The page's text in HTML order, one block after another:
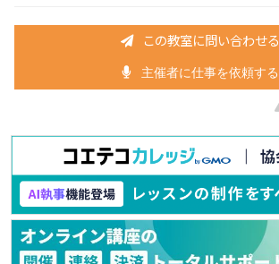
この教室に問い合わせる
主催者に仕事を依頼する